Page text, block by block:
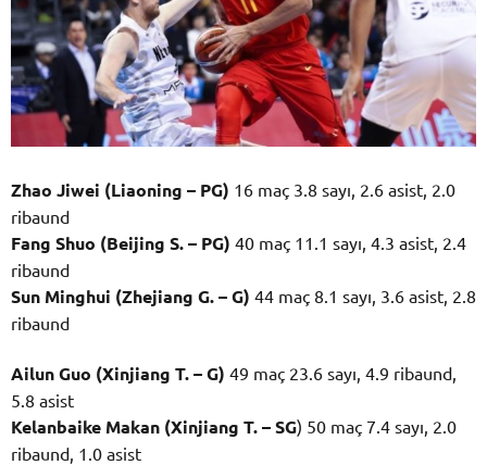
Zhao Jiwei (Liaoning – PG) 16 maç 3.8 sayı, 2.6 asist, 2.0
ribaund
Fang Shuo (Beijing S. – PG) 40 maç 11.1 sayı, 4.3 asist, 2.4
ribaund
Sun Minghui (Zhejiang G. – G) 44 maç 8.1 sayı, 3.6 asist, 2.8
ribaund
Ailun Guo (Xinjiang T. – G) 49 maç 23.6 sayı, 4.9 ribaund,
5.8 asist
Kelanbaike Makan (Xinjiang T. – SG) 50 maç 7.4 sayı, 2.0
ribaund, 1.0 asist